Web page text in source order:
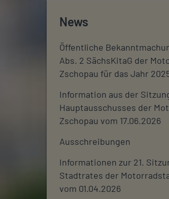
News
Öffentliche
Abs. 2 SächsKitaG der
Zschopau für das Jahr
Information aus der
Hauptausschusses der
Zschopau vom 17.06.2026
Ausschreibungen
Informationen zur 21.
Stadtrates der
vom 01.04.2026